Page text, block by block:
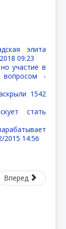
элита
09:23
участие в
-
1542
стать
2015 14:56
Вперед